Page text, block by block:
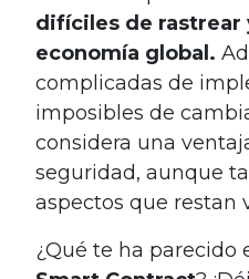
difíciles de rastrear
economía global.
complicadas de
imposibles de
considera una
seguridad, aunque
aspectos que restan
¿Qué te ha parecido